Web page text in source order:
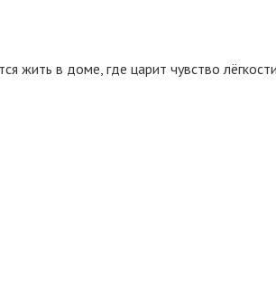
жить в доме, где царит чувство